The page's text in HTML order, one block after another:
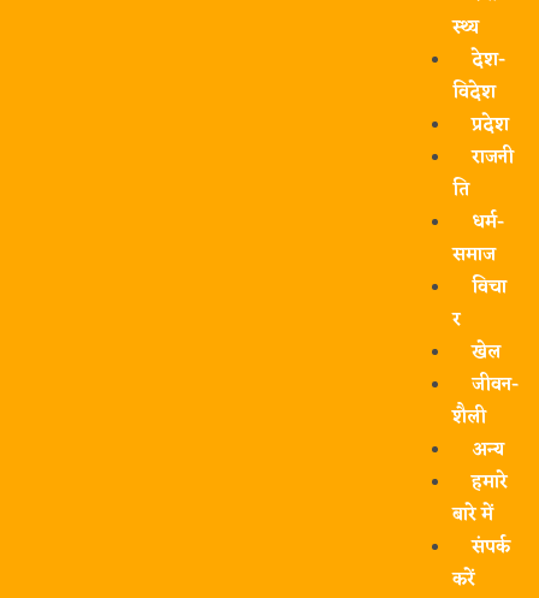
स्थ्य
देश-
विदेश
प्रदेश
राजनी
ति
धर्म-
समाज
विचा
र
खेल
जीवन-
शैली
अन्य
हमारे
बारे में
संपर्क
करें